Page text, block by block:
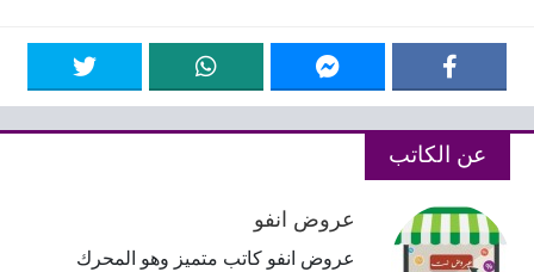
عن الكاتب
عروض انفو
عروض انفو كاتب متميز وهو المحرك